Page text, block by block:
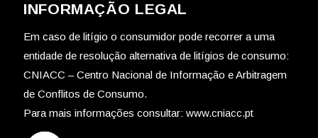
INFORMAÇÃO LEGAL
Em caso de litígio o consumidor pode recorrer a uma
entidade de resolução alternativa de litígios de consumo:
CNIACC – Centro Nacional de Informação e Arbitragem
de Conflitos de Consumo.
Para mais informações consultar: www.cniacc.pt